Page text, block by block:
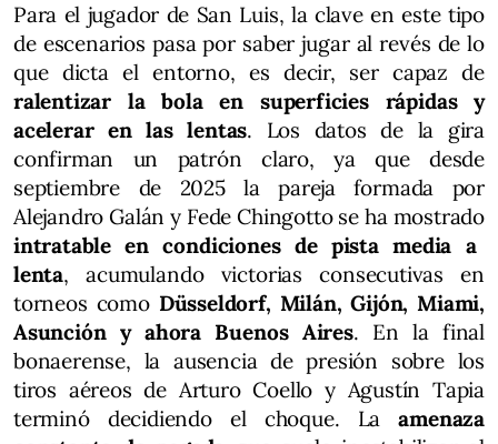
Para el jugador de San Luis, la clave en este tipo
de escenarios pasa por saber jugar al revés de lo
que dicta el entorno, es decir, ser capaz de
ralentizar la bola en superficies rápidas y
acelerar en las lentas. Los datos de la gira
confirman un patrón claro, ya que desde
septiembre de 2025 la pareja formada por
Alejandro Galán y Fede Chingotto se ha mostrado
intratable en condiciones de pista media a
lenta, acumulando victorias consecutivas en
torneos como Düsseldorf, Milán, Gijón, Miami,
Asunción y ahora Buenos Aires. En la final
bonaerense, la ausencia de presión sobre los
tiros aéreos de Arturo Coello y Agustín Tapia
terminó decidiendo el choque. Laamenaza